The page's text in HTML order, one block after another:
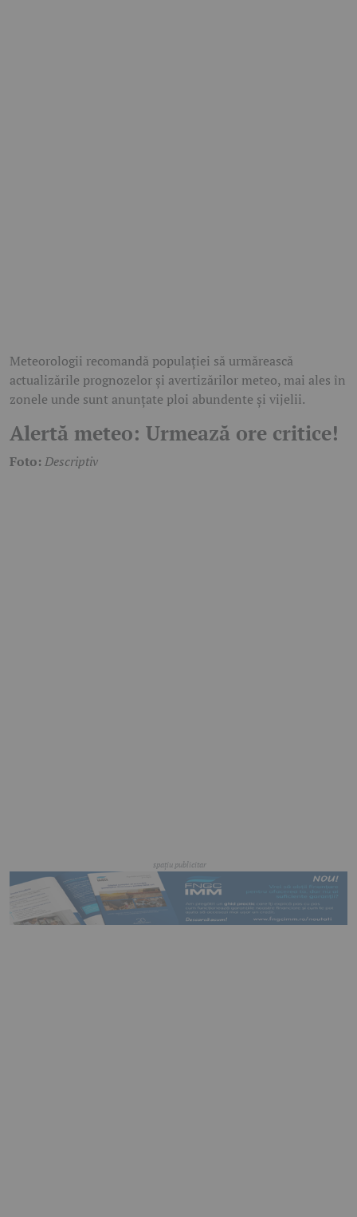
Meteorologii recomandă populației să urmărească
actualizările prognozelor și avertizărilor meteo, mai ales în
zonele unde sunt anunțate ploi abundente și vijelii.
Alertă meteo: Urmează ore critice!
Foto:Descriptiv